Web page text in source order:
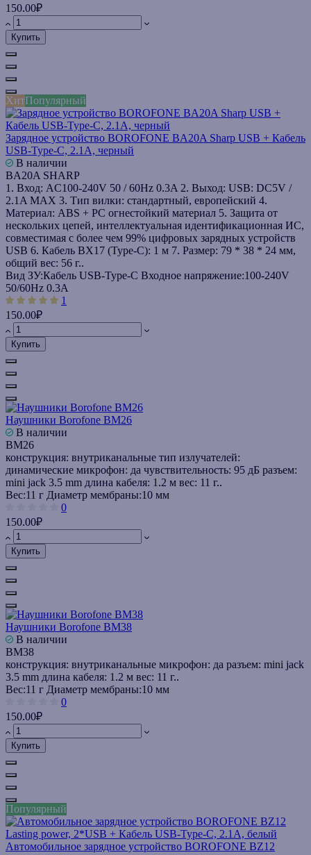
150.00₽
Купить
ХитПопулярный
Зарядное устройство BOROFONE BA20A Sharp USB + Кабель
USB-Type-C, 2.1A, черный
В наличии
BA20A SHARP
1. Вход: AC100-240V 50 / 60Hz 0.3A 2. Выход: USB: DC5V /
2.1A MAX 3. Тип вилки: стандартный, европейский 4.
Материал: ABS + PC огнестойкий материал 5. Защита от
нескольких цепей, интеллектуальная идентификационная ИС,
совместимая с более чем 99% цифровых зарядных устройств
USB 6. Кабель BX17 (Type-C): 1 м 7. Размер: 79 * 38 * 24 мм,
общий вес: 56 г..
Вид ЗУ:Кабель USB-Type-C Входное напряжение:100-240V
50/60Hz 0.3A
1
150.00₽
Купить
Наушники Borofone BM26
В наличии
BM26
конструкция: внутриканальные тип излучателей:
динамические микрофон: да чувствительность: 95 дБ разъем:
mini jack 3.5 mm длина кабеля: 1.2 м вес: 11 г..
Вес:11 г Диаметр мембраны:10 мм
0
150.00₽
Купить
Наушники Borofone BM38
В наличии
BM38
конструкция: внутриканальные микрофон: да разъем: mini jack
3.5 mm длина кабеля: 1.2 м вес: 11 г..
Вес:11 г Диаметр мембраны:10 мм
0
150.00₽
Купить
Популярный
Автомобильное зарядное устройство BOROFONE BZ12